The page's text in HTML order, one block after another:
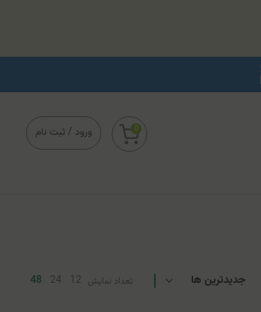
ورود / ثبت نام 0
تعداد نمایش 12
24
48